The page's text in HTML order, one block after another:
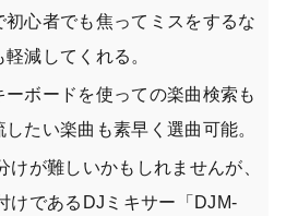
初心者でも焦ってミスをするな
減してくれる。
ボードを使っての楽曲検索も
たい楽曲も素早く選曲可能。
けが難しいかもしれませんが、
けであるDJミキサー「DJM-